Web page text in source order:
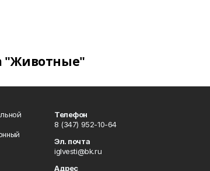
"Животные"
Телефон
8 (347) 952-10-64
Эл. почта
iglvesti@bk.ru
Адрес